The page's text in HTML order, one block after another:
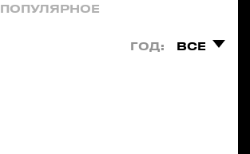
ПОПУЛЯРНОЕ
ГОД: ВСЕ